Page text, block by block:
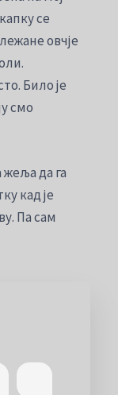
се
овчје
Било је
смо
жеља да га
кад је
Па сам